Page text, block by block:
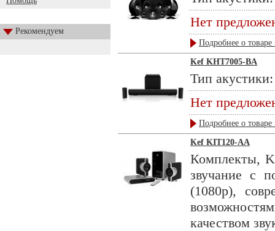
Рекомендуем
Нет
Подробнее о товаре
Kef KHT7005-BA
Тип
Нет
Подробнее о товаре
Kef KIT120-AA
Комплекты,
звучание с
(1080p),
качеством